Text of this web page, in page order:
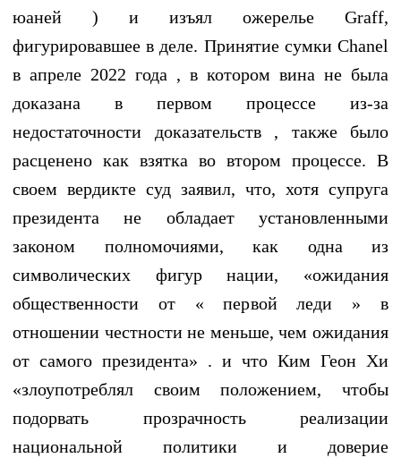
юаней ) и изъял ожерелье Graff,
фигурировавшее в деле. Принятие сумки Chanel
в апреле 2022 года , в котором вина не была
доказана в первом процессе из-за
недостаточности доказательств , также было
расценено как взятка во втором процессе. В
своем вердикте суд заявил, что, хотя супруга
президента не обладает установленными
законом полномочиями, как одна из
символических фигур нации, «ожидания
общественности от « первой леди » в
отношении честности не меньше, чем ожидания
от самого президента» . и что Ким Геон Хи
«злоупотреблял своим положением, чтобы
подорвать прозрачность реализации
национальной политики и доверие